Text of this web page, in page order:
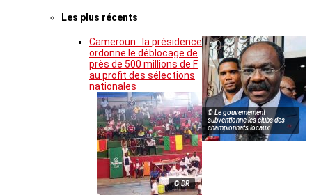
Les plus récents
© Le gouvernement
subventionne les clubs des
championnats locaux
Cameroun : la présidence
ordonne le déblocage de
près de 500 millions de F
au profit des sélections
nationales
© DR